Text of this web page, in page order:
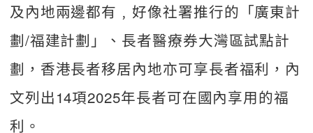
及內地兩邊都有﹐好像社署推行的「廣東計
劃/福建計劃」、長者醫療券大灣區試點計
劃，香港長者移居內地亦可享長者福利，內
文列出14項2025年長者可在國內享用的福
利。